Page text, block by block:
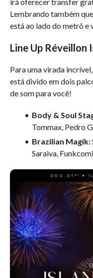
Lembrando também
está ao lado do metrô e
Line Up Réveillon
Para uma virada
está divido em dois
de som para você!
Body & Soul
Tommax, Pedro
Brazilian Magik:
Saraiva,